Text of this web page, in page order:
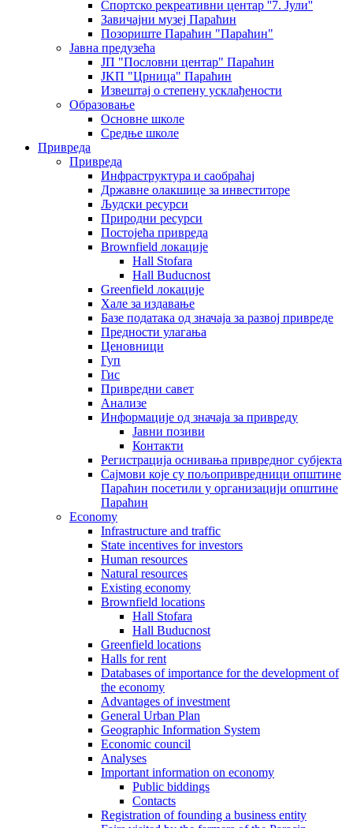
Спортско рекреативни центар ''7. Јули''
Завичајни музеј Параћин
Позориште Параћин "Параћин"
Јавна предузећа
ЈП "Пословни центар" Параћин
ЈKП "Црница" Параћин
Извештај о степену усклађености
Образовање
Основне школе
Средње школе
Привреда
Привреда
Инфраструктура и саобраћај
Државне олакшице за инвеститоре
Људски ресурси
Природни ресурси
Постојећа привреда
Brownfield локације
Hall Stofara
Hall Buducnost
Greenfield локације
Хале за издавање
Базе података од значаја за развој привреде
Предности улагања
Ценовници
Гуп
Гис
Привредни савет
Aнализе
Информације од значаја за привреду
Јавни позиви
Контакти
Регистрација оснивања привредног субјекта
Сајмови које су пољопривредници општине
Параћин посетили у организацији општине
Параћин
Economy
Infrastructure and traffic
State incentives for investors
Human resources
Natural resources
Existing economy
Brownfield locations
Hall Stofara
Hall Buducnost
Greenfield locations
Halls for rent
Databases of importance for the development of
the economy
Advantages of investment
General Urban Plan
Geographic Information System
Еconomic council
Analyses
Important information on economy
Public biddings
Contacts
Registration of founding a business entity